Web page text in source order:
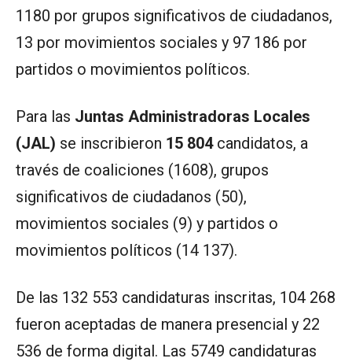
1180 por grupos significativos de ciudadanos,
13 por movimientos sociales y 97 186 por
partidos o movimientos políticos.
Para las Juntas Administradoras Locales
(JAL) se inscribieron 15 804 candidatos, a
través de coaliciones (1608), grupos
significativos de ciudadanos (50),
movimientos sociales (9) y partidos o
movimientos políticos (14 137).
De las 132 553 candidaturas inscritas, 104 268
fueron aceptadas de manera presencial y 22
536 de forma digital. Las 5749 candidaturas